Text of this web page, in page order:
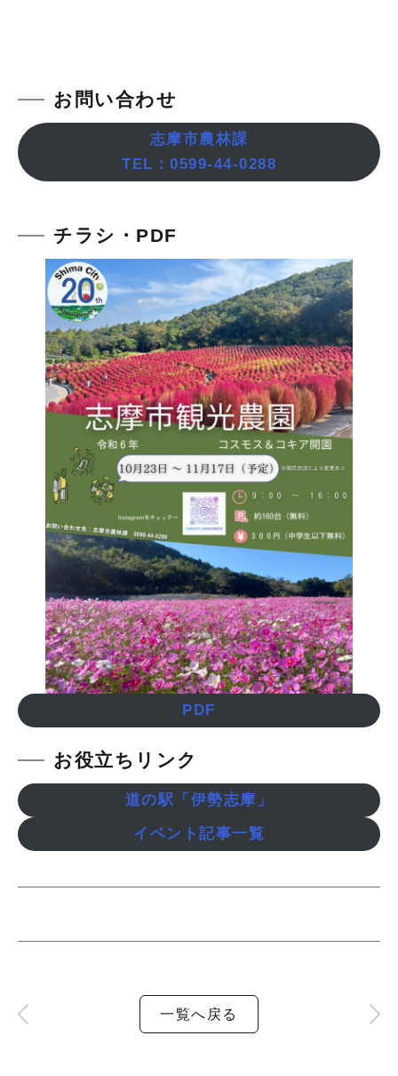
お問い合わせ
志摩市農林課
TEL：0599-44-0288
チラシ・PDF
PDF
お役立ちリンク
道の駅「伊勢志摩」
イベント記事一覧
一覧へ戻る